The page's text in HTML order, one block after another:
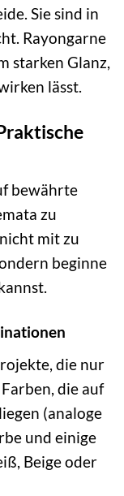
Sie sind in
Rayongarne
starken Glanz,
lässt.
bewährte
zu
mit zu
beginne
die nur
die auf
(analoge
und einige
Beige oder